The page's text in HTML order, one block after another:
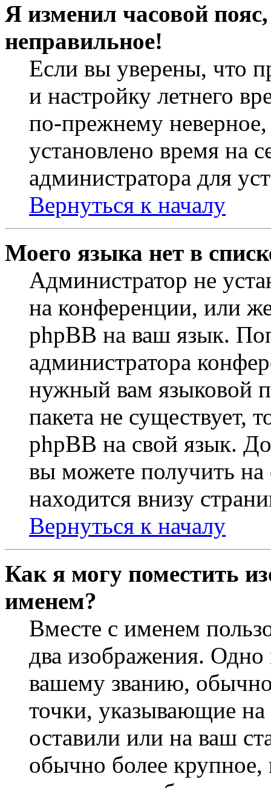
Я изменил часовой
неправильное!
Если вы уверены, что
и настройку летнего
по-прежнему неверное,
установлено время на
администратора для
Вернуться к началу
Моего языка нет в
Администратор не
на конференции, или
phpBB на ваш язык.
администратора
нужный вам языковой
пакета не существует,
phpBB на свой язык.
вы можете получить на
находится внизу
Вернуться к началу
Как я могу поместить
именем?
Вместе с именем
два изображения.
вашему званию, обычно
точки, указывающие
оставили или на ваш
обычно более крупное,